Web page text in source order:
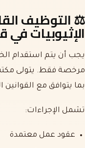
⚖️التوظيف
الإثيوبيات في
يجب أن يتم استقدام
مرخصة فقط. يتولى مكتب
بما يتوافق مع القوانين
تشمل الإجراءات:
عقود عمل معتمدة